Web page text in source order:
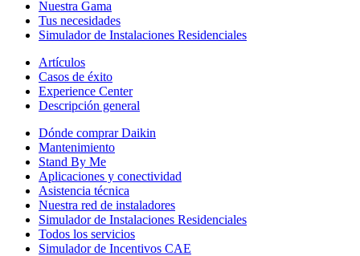
Nuestra Gama
Tus necesidades
Simulador de Instalaciones Residenciales
Artículos
Casos de éxito
Experience Center
Descripción general
Dónde comprar Daikin
Mantenimiento
Stand By Me
Aplicaciones y conectividad
Asistencia técnica
Nuestra red de instaladores
Simulador de Instalaciones Residenciales
Todos los servicios
Simulador de Incentivos CAE